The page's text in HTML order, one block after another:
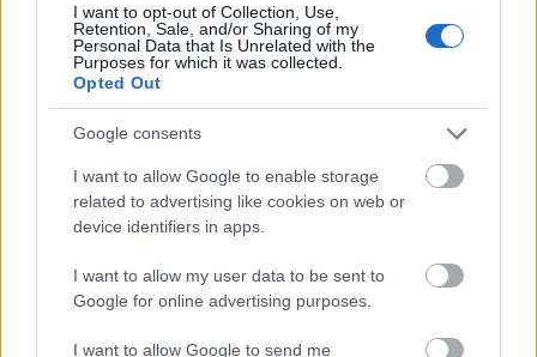
I want to opt-out of Collection, Use,
Retention, Sale, and/or Sharing of my
Personal Data that Is Unrelated with the
Purposes for which it was collected.
Opted Out
Google consents
I want to allow Google to enable storage
related to advertising like cookies on web or
device identifiers in apps.
I want to allow my user data to be sent to
Google for online advertising purposes.
I want to allow Google to send me
Minden idők legjövedelmezőbbje és
gyorsmérleg
HÍREK 2026. júl. 20.